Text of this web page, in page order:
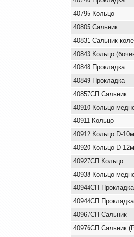
40795 Кольцо
40805 Сальник
40831 Сальник
40843 Кольцо
40848 Прокладка
40849 Прокладка
40857СП Сальник
40910 Кольцо
40911 Кольцо
40912 Кольцо D-
40920 Кольцо D-
40927СП Кольцо
40938 Кольцо
40944СП
40944СП
40967СП Сальник
40976СП Сальник